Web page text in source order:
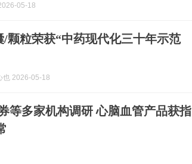
05-18
/颗粒荣获“中药现代化三十年示范
也 2026-05-18
等多家机构调研 心脑血管产品获指